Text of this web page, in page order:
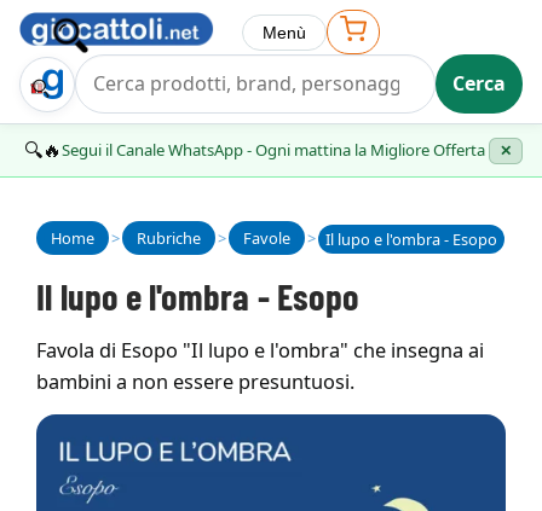
Trova Regalo Cerca
Menù
🔍🔥Segui il Canale WhatsApp - Ogni mattina la Migliore Offerta ✕
Home > Rubriche > Favole > Il lupo e l'ombra - Esopo
Il lupo e l'ombra - Esopo
Favola di Esopo "Il lupo e l'ombra" che insegna ai
bambini a non essere presuntuosi.